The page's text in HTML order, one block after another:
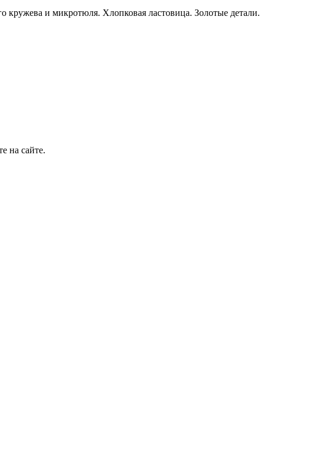
кружева и микротюля. Хлопковая ластовица. Золотые детали.
на сайте.